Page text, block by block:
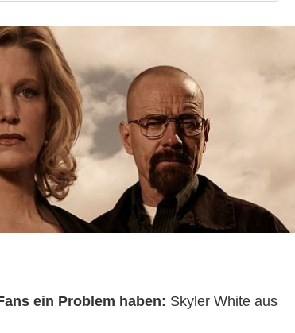
ein Problem haben: Skyler White aus